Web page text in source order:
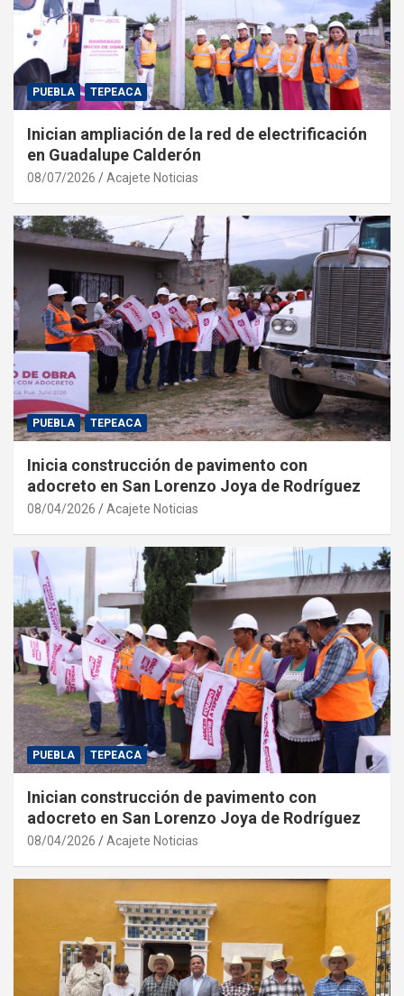
PUEBLA TEPEACA
Inician ampliación de la red de electrificación
en Guadalupe Calderón
08/07/2026 Acajete Noticias
PUEBLA TEPEACA
Inicia construcción de pavimento con
adocreto en San Lorenzo Joya de Rodríguez
08/04/2026 Acajete Noticias
PUEBLA TEPEACA
Inician construcción de pavimento con
adocreto en San Lorenzo Joya de Rodríguez
08/04/2026 Acajete Noticias